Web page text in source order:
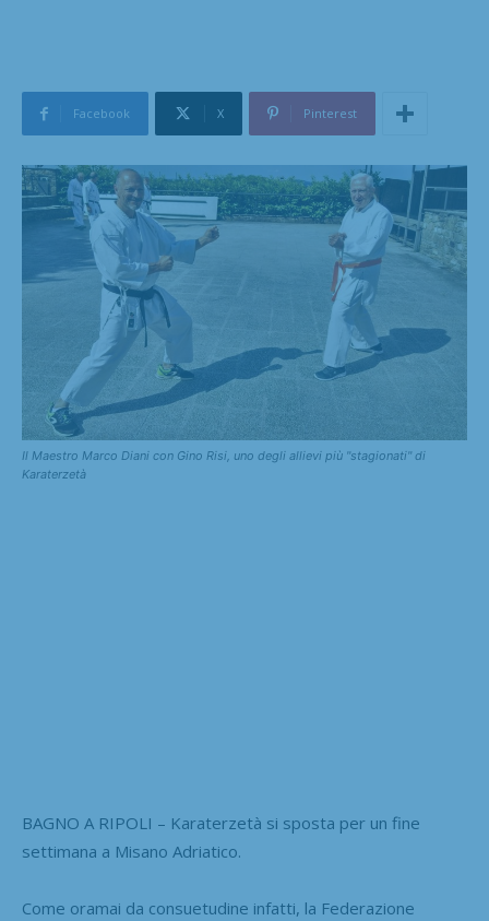
Facebook X Pinterest
Il Maestro Marco Diani con Gino Risi, uno degli allievi più "stagionati" di
Karaterzetà
BAGNO A RIPOLI – Karaterzetà si sposta per un fine
settimana a Misano Adriatico.
Come oramai da consuetudine infatti, la Federazione